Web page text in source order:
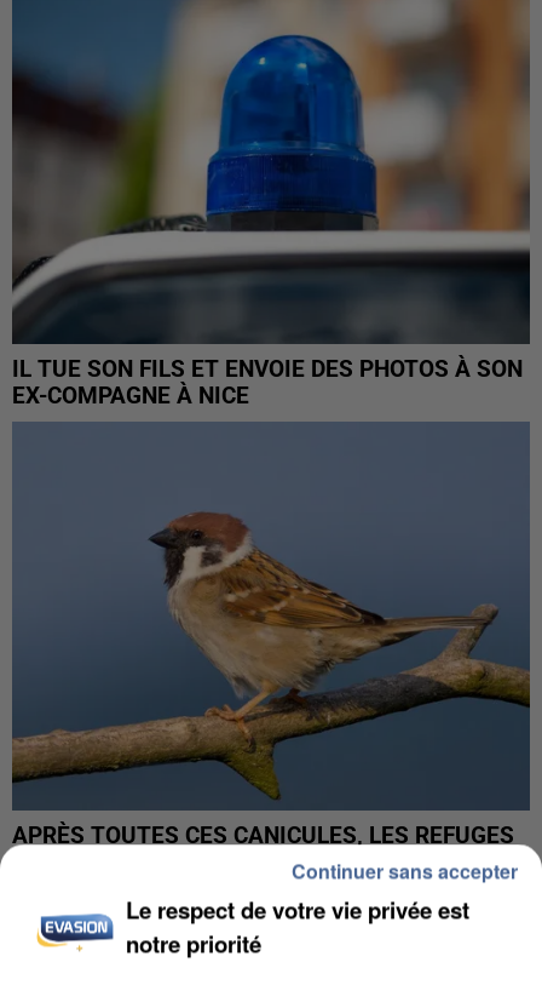
IL TUE SON FILS ET ENVOIE DES PHOTOS À SON
EX-COMPAGNE À NICE
APRÈS TOUTES CES CANICULES, LES REFUGES
DE FAUNE SAUVAGE SONT...
Le respect de votre vie privée est
notre priorité
Continuer sans accepter